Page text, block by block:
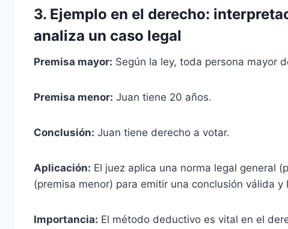
3. Ejemplo en el derecho:
analiza un caso legal
Premisa mayor: Según la ley, toda persona mayor
Premisa menor: Juan tiene 20 años.
Conclusión: Juan tiene derecho a votar.
Aplicación: El juez aplica una norma legal general
(premisa menor) para emitir una conclusión válida
Importancia: El método deductivo es vital en el